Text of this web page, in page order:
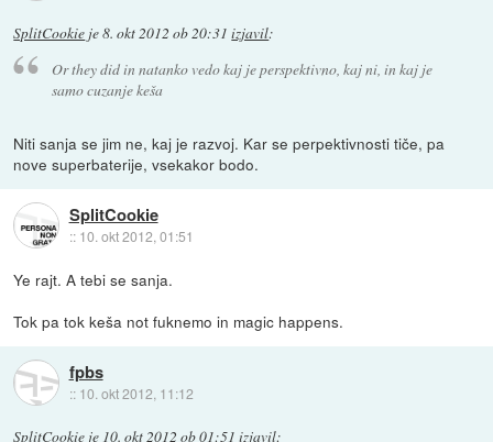
SplitCookie je8. okt 2012 ob 20:31 izjavil:
Or they did in natanko vedo kaj je perspektivno, kaj ni, in kaj je
samo cuzanje keša
Niti sanja se jim ne, kaj je razvoj. Kar se perpektivnosti tiče, pa
nove superbaterije, vsekakor bodo.
SplitCookie
:: 10. okt 2012, 01:51
Ye rajt. A tebi se sanja.
Tok pa tok keša not fuknemo in magic happens.
fpbs
:: 10. okt 2012, 11:12
SplitCookie je 10. okt 2012 ob 01:51 izjavil: